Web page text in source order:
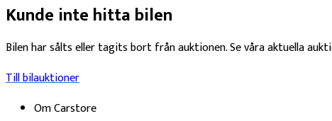
Kunde inte hitta bilen
Bilen har sålts eller tagits bort från auktionen. Se våra aktuella
Till bilauktioner
Om Carstore